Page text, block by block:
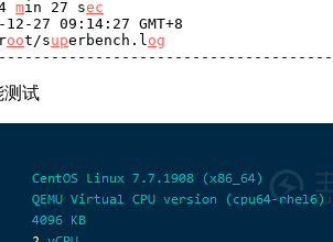
min 27 sec
27 09:14:27 GMT+8
oot/superbench.log
测试